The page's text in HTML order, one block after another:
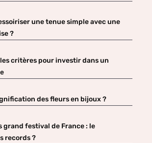
une tenue simple avec une
?
critères pour investir dans un
des fleurs en bijoux ?
grand festival de France : le
records ?